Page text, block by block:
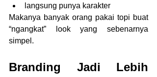
langsung punya karakter
Makanya banyak orang pakai topi buat
“ngangkat” look yang sebenarnya
simpel.
Branding Jadi Lebih